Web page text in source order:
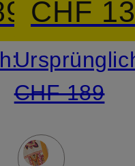
CHF
CHF 189